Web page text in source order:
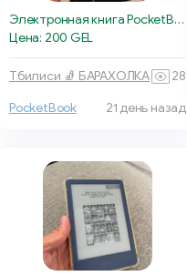
Электронная книга PocketBook 624
Цена: 200 GEL
Тбилиси 🧦 БАРАХОЛКА 28
PocketBook 21 день назад